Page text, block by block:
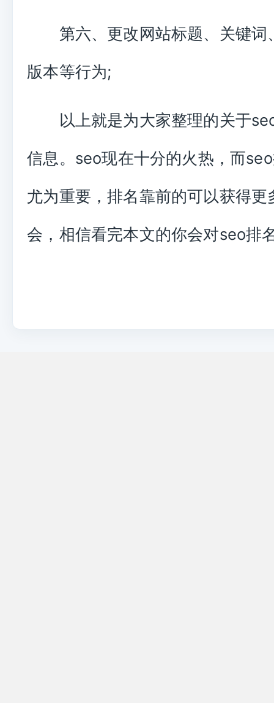
第六、更改网站标题、关键词
版本等行为;
以上就是为大家整理的关于
信息。seo现在十分的火热，而
尤为重要，排名靠前的可以获得更
会，相信看完本文的你会对seo排